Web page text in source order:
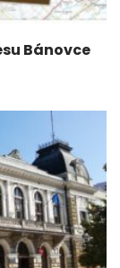
Bánovce